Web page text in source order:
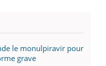
le monulpiravir pour
grave